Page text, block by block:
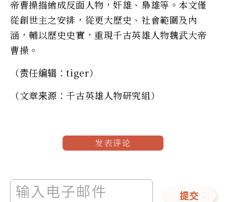
帝曹操描繪成反面人物，奸雄、梟雄等。本文僅
從創世主之安排，從更大歷史、社會範圍及內
涵，輔以歷史史實，重現千古英雄人物魏武大帝
曹操。
（责任编辑：tiger）
（文章来源：千古英雄人物研究組）
发表评论
提交